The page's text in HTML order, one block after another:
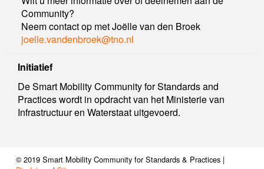
Community?
Neem contact op met Joëlle van den Broek
joelle.vandenbroek@tno.nl
Initiatief
De Smart Mobility Community for Standards and
Practices wordt in opdracht van het Ministerie van
Infrastructuur en Waterstaat uitgevoerd.
© 2019 Smart Mobility Community for Standards & Practices |